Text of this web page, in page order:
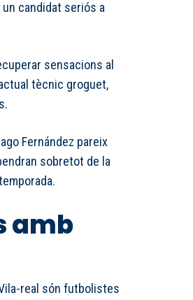
un candidat seriós a
sensacions al
tècnic groguet,
Fernández pareix
sobretot de la
amb
real són futbolistes